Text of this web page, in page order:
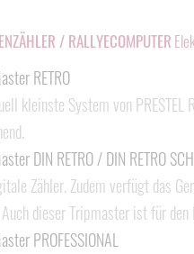
/ RALLYECOMPUTER
RETRO
kleinste System von
DIN RETRO / DIN RETRO
Zähler. Zudem verfügt das
dieser Tripmaster ist für den
PROFESSIONAL